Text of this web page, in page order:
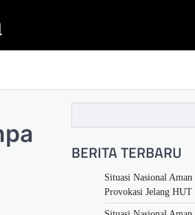
BERITA TERBARU
Situasi Nasional
Provokasi Jelang HUT